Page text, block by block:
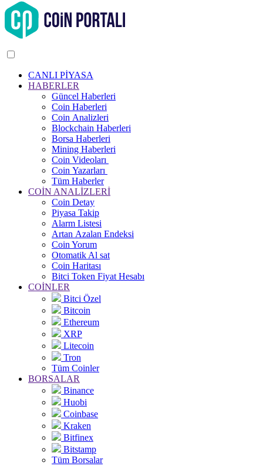
CANLI PİYASA
HABERLER
Güncel Haberleri
Coin Haberleri
Coin Analizleri
Blockchain Haberleri
Borsa Haberleri
Mining Haberleri
Coin Videoları
Coin Yazarları
Tüm Haberler
COİN ANALİZLERİ
Coin Detay
Piyasa Takip
Alarm Listesi
Artan Azalan Endeksi
Coin Yorum
Otomatik Al sat
Coin Haritası
Bitci Token Fiyat Hesabı
COİNLER
Bitci Özel
Bitcoin
Ethereum
XRP
Litecoin
Tron
Tüm Coinler
BORSALAR
Binance
Huobi
Coinbase
Kraken
Bitfinex
Bitstamp
Tüm Borsalar